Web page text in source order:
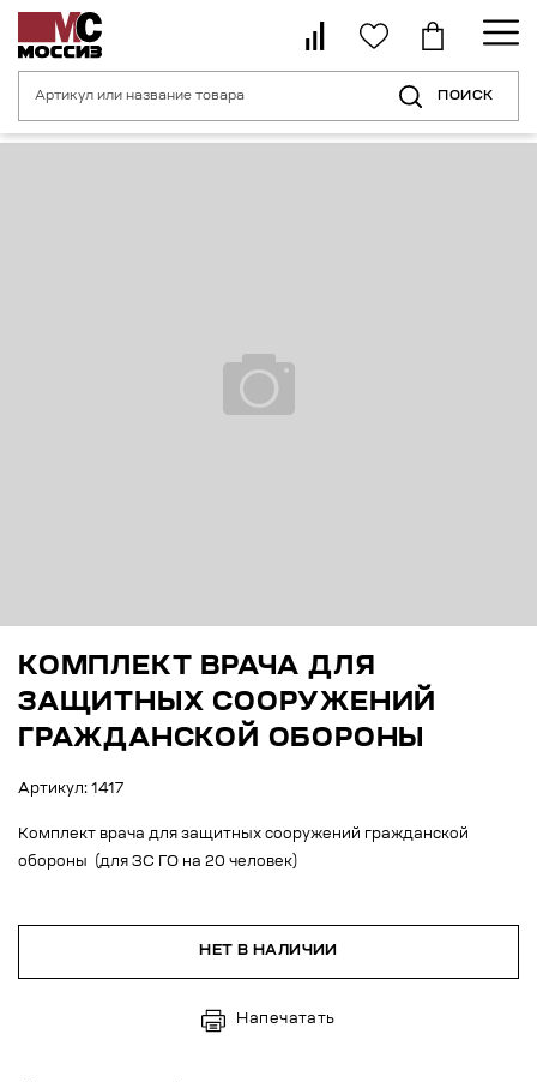
ПОИСК
Главная страница Средства индивидуальной безопасности
КОМПЛЕКТ ВРАЧА ДЛЯ
ЗАЩИТНЫХ СООРУЖЕНИЙ
ГРАЖДАНСКОЙ ОБОРОНЫ
Артикул: 1417
Комплект врача для защитных сооружений гражданской
обороны (для ЗС ГО на 20 человек)
НЕТ В НАЛИЧИИ
Напечатать